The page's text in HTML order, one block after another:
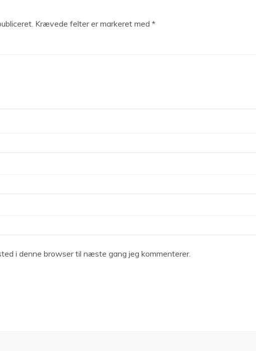
Krævede felter er markeret med *
i denne browser til næste gang jeg kommenterer.